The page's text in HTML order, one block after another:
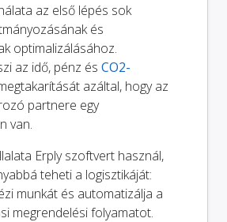
az első lépés sok
és
optimalizálásához.
az idő, pénz és CO2-
azáltal, hogy az
partnere egy
van.
Erply szoftvert használ,
teheti a logisztikáját:
munkát és automatizálja a
megrendelési folyamatot.